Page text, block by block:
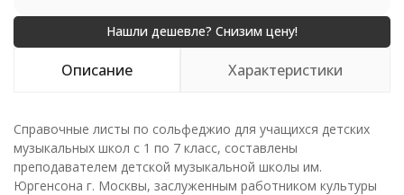
Описание Характеристики
Справочные листы по сольфеджио для учащихся детских
музыкальных школ с 1 по 7 класс, составлены
преподавателем детской музыкальной школы им.
Юргенсона г. Москвы, заслуженным работником культуры